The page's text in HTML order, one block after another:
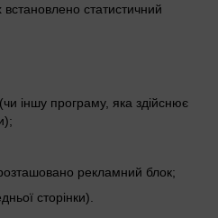
встановлено статистичний
іншу програму, яка здійснює
рекламний блок;
сторінки).